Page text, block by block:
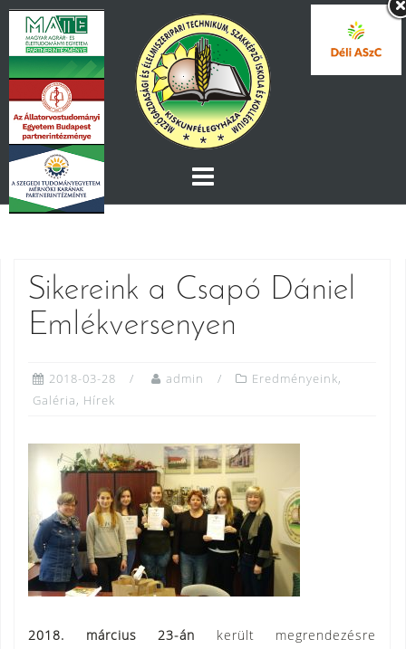
Skip
content
Sikereink a Csapó Dániel
Emlékversenyen
2018-03-28 admin Eredményeink,
Galéria, Hírek
2018. március 23-án került megrendezésre